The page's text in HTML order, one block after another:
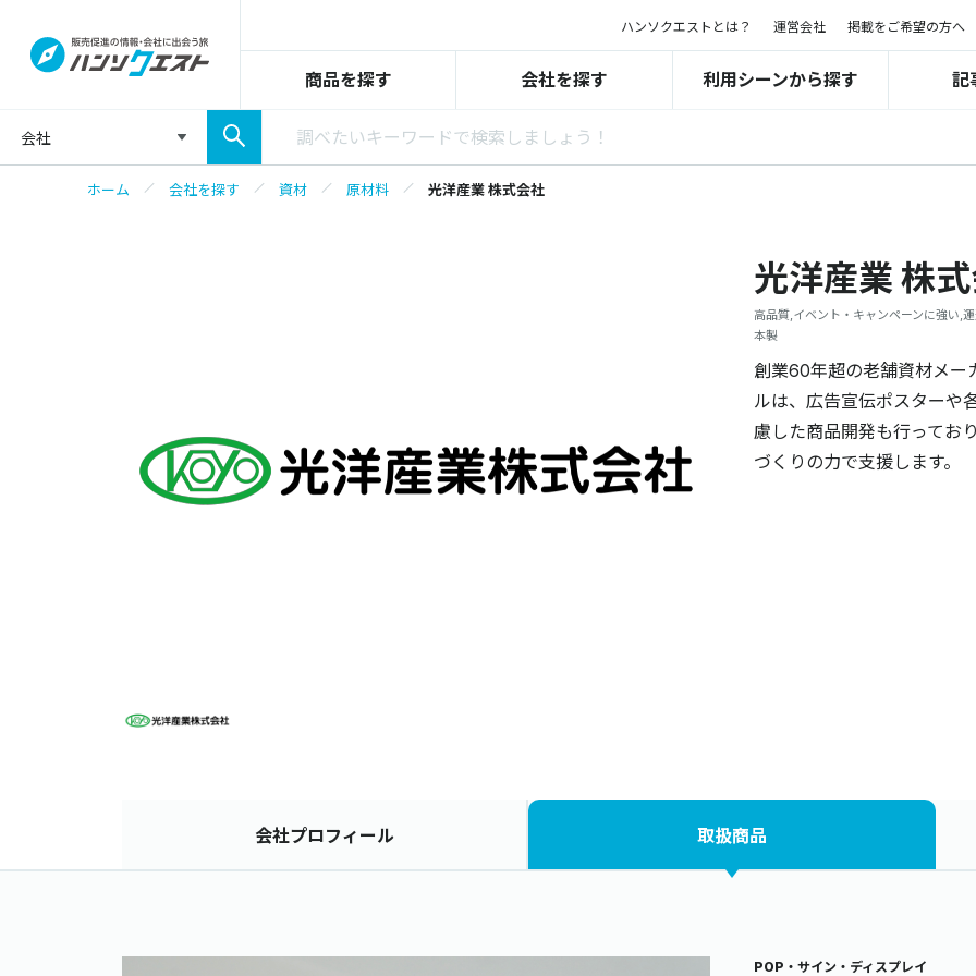
ハンソクエストとは？ 運営会社 掲載をご希望の方へ
商品を探す 会社を探す 利用シーンから探す 記
会社
ホーム 会社を探す 資材 原材料 光洋産業 株式会社
光洋産業 株
高品質,イベント・キャンペーンに強い,
本製
創業60年超の老舗資材メー
ルは、広告宣伝ポスターや
慮した商品開発も行ってお
づくりの力で支援します。
会社プロフィール 取扱商品
POP・サイン・ディスプレイ